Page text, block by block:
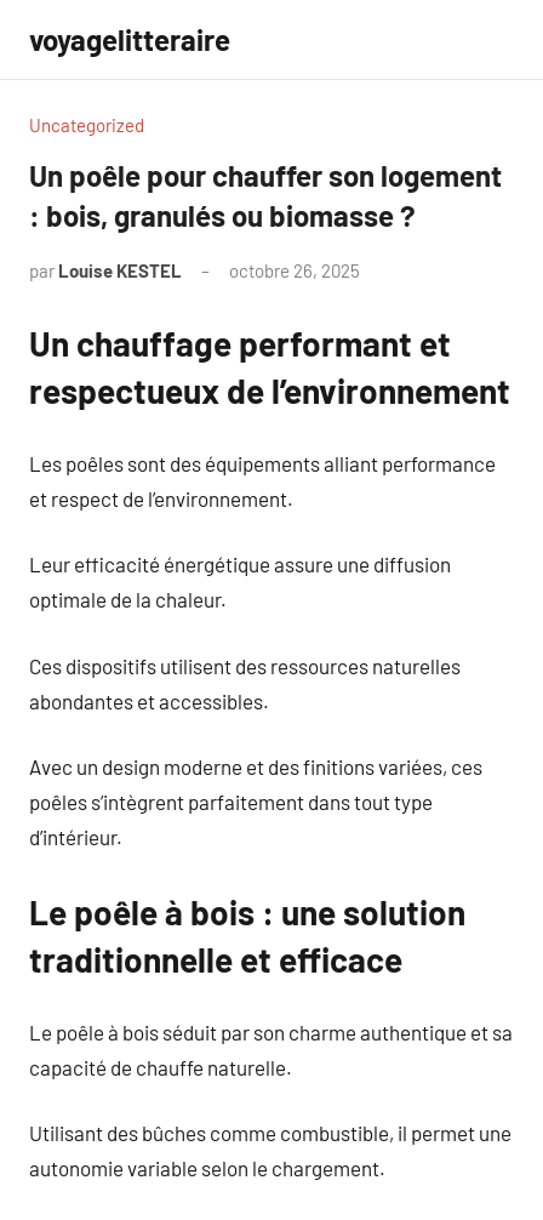
contenu
voyagelitteraire
Uncategorized
Un poêle pour chauffer son logement
: bois, granulés ou biomasse ?
par Louise KESTEL octobre 26, 2025
Un chauffage performant et
respectueux de l’environnement
Les poêles sont des équipements alliant performance
et respect de l’environnement.
Leur efficacité énergétique assure une diffusion
optimale de la chaleur.
Ces dispositifs utilisent des ressources naturelles
abondantes et accessibles.
Avec un design moderne et des finitions variées, ces
poêles s’intègrent parfaitement dans tout type
d’intérieur.
Le poêle à bois : une solution
traditionnelle et efficace
Le poêle à bois séduit par son charme authentique et sa
capacité de chauffe naturelle.
Utilisant des bûches comme combustible, il permet une
autonomie variable selon le chargement.